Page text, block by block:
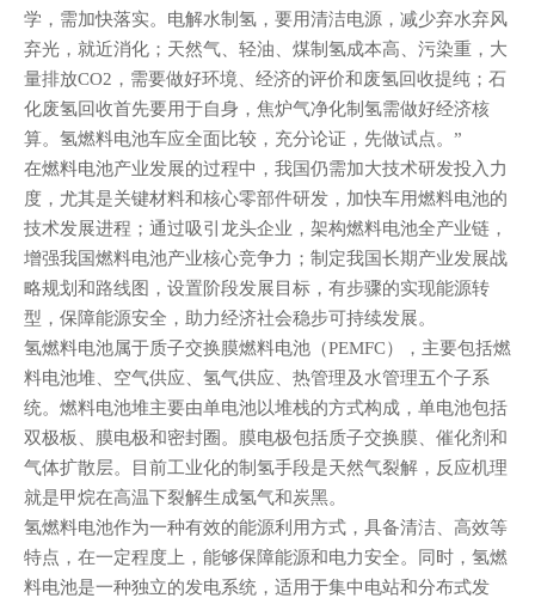
学，需加快落实。电解水制氢，要用清洁电源，减少弃水弃风
弃光，就近消化；天然气、轻油、煤制氢成本高、污染重，大
量排放CO2，需要做好环境、经济的评价和废氢回收提纯；石
化废氢回收首先要用于自身，焦炉气净化制氢需做好经济核
算。氢燃料电池车应全面比较，充分论证，先做试点。”
在燃料电池产业发展的过程中，我国仍需加大技术研发投入力
度，尤其是关键材料和核心零部件研发，加快车用燃料电池的
技术发展进程；通过吸引龙头企业，架构燃料电池全产业链，
增强我国燃料电池产业核心竞争力；制定我国长期产业发展战
略规划和路线图，设置阶段发展目标，有步骤的实现能源转
型，保障能源安全，助力经济社会稳步可持续发展。
氢燃料电池属于质子交换膜燃料电池（PEMFC），主要包括燃
料电池堆、空气供应、氢气供应、热管理及水管理五个子系
统。燃料电池堆主要由单电池以堆栈的方式构成，单电池包括
双极板、膜电极和密封圈。膜电极包括质子交换膜、催化剂和
气体扩散层。目前工业化的制氢手段是天然气裂解，反应机理
就是甲烷在高温下裂解生成氢气和炭黑。
氢燃料电池作为一种有效的能源利用方式，具备清洁、高效等
特点，在一定程度上，能够保障能源和电力安全。同时，氢燃
料电池是一种独立的发电系统，适用于集中电站和分布式发